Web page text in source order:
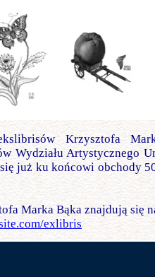
Krzysztofa
Wydziału Artystycznego
już ku końcowi obchody
Marka Bąka znajdują się
exlibris